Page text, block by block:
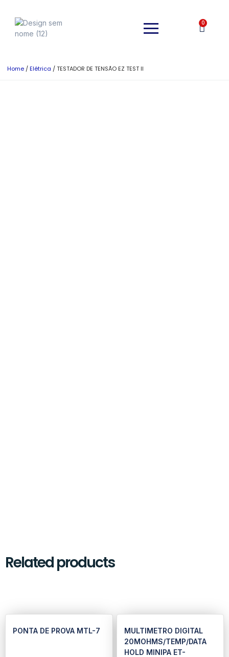
0
Home /Elétrica / TESTADOR DE TENSÃO EZ TEST II
Related products
PONTA DE PROVA MTL-7
MULTIMETRO DIGITAL
20MOHMS/TEMP/DATA
HOLD MINIPA ET-